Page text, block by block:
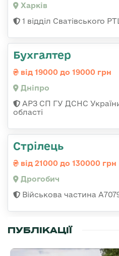
Харків
1 відділ Сватівського
Бухгалтер
від 19000 до 19000 грн
Дніпро
АРЗ СП ГУ ДСНС
області
Стрілець
від 21000 до 130000 грн
Дрогобич
Військова частина
ПУБЛІКАЦІЇ